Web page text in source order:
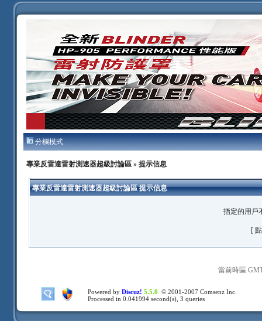
分欄模式
專業反雷達雷射測速器超級討論區» 提示信息
專業反雷達雷射測速器超級討論區 提示信息
指定的用戶
[
當前時區
Powered by Discuz! 5.5.0 © 2001-2007 Comsenz Inc.
Processed in 0.041994 second(s), 3 queries